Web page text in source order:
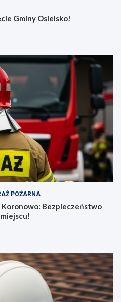
Gminy Osielsko!
POŻARNA
Koronowo: Bezpieczeństwo